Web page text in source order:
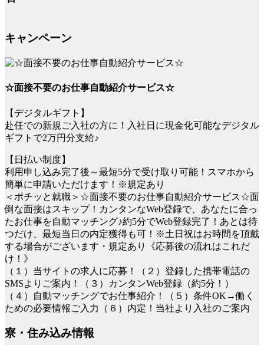
キャンペーン
☆面接不要のお仕事自動紹介サービス☆
【デジタルギフト】
赴任での新規ご入社の方に！入社日に現金化可能なデジタル
ギフトで2万円分支給♪
【日払い制度】
利用申し込み完了後～最短5分で受け取り可能！スマホから
簡単に申請いただけます！※規定あり
＜ポチッと就職＞☆面接不要のお仕事自動紹介サービス☆面
倒な面接はスキップ！カンタンなWeb登録で、あなたに合っ
たお仕事を自動マッチング♪約5分でWeb登録完了！あとは待
つだけ、最短当日の内定獲得も可！※土日祝はお時間を頂戴
する場合がございます・規定あり《応募後の流れはこれだ
け！》
（１）当サイトの求人に応募！（２）登録した携帯電話の
SMSよりご案内！（３）カンタンWeb登録（約5分！）
（４）自動マッチングでお仕事紹介！（５）条件OK→働く
ための必要情報ご入力（６）内定！当社より入社のご案内
寮・住み込み情報